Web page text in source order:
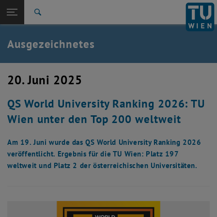
TU Login
Quicklinks
Quicklinks-Menü umschalten
Studium
Karriere
Zurück: Subseiten von Aktuelles auflisten
Zurück zur letzten Ebene:
Aktuelles
Ausgezeichnetes
Ausgezeichnetes
20. Juni 2025
QS World University Ranking 2026: TU
Wien unter den Top 200 weltweit
Am 19. Juni wurde das QS World University Ranking 2026
veröffentlicht. Ergebnis für die TU Wien: Platz 197
weltweit und Platz 2 der österreichischen Universitäten.